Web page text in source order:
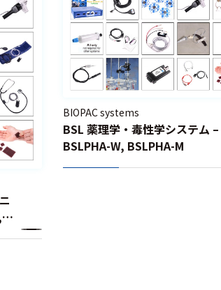
BIOPAC systems
BSL 薬理学・毒性学システム –
BSLPHA-W, BSLPHA-M